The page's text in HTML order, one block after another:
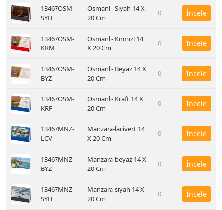
13467OSM-
SYH
Osmanlı- Siyah 14 X
20 Cm
0 İncele
13467OSM-
KRM
Osmanlı- Kırmızı 14
X 20 Cm
0 İncele
13467OSM-
BYZ
Osmanlı- Beyaz 14 X
20 Cm
0 İncele
13467OSM-
KRF
Osmanlı- Kraft 14 X
20 Cm
0 İncele
13467MNZ-
LCV
Manzara-lacivert 14
X 20 Cm
0 İncele
13467MNZ-
BYZ
Manzara-beyaz 14 X
20 Cm
0 İncele
13467MNZ-
SYH
Manzara-siyah 14 X
20 Cm
0 İncele